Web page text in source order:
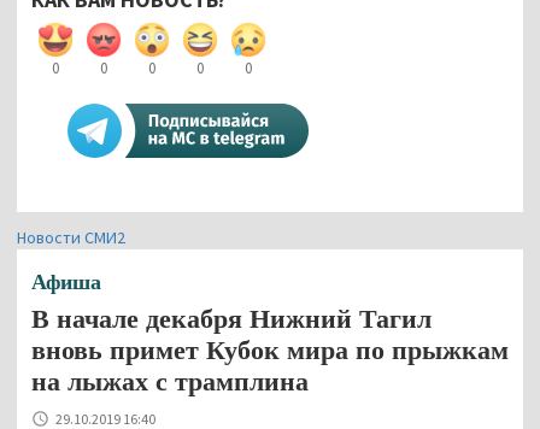
0 0 0 0 0
Новости СМИ2
Афиша
В начале декабря Нижний Тагил
вновь примет Кубок мира по прыжкам
на лыжах с трамплина
29.10.2019 16:40